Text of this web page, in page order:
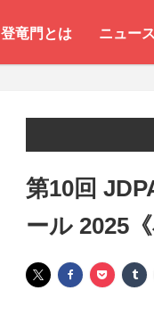
登竜門とは ニュース
第10回
ール 2025